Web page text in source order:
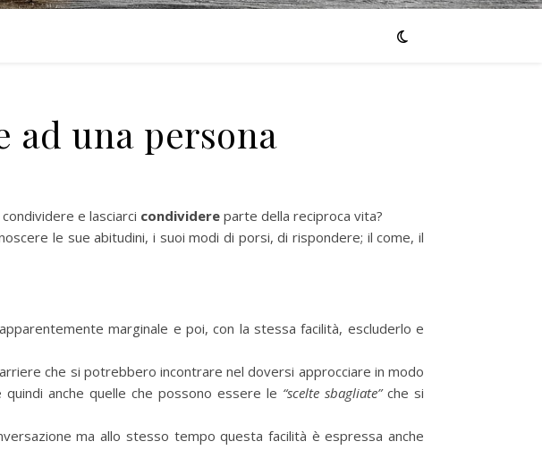
ad una persona
e lasciarci condividere parte della reciproca vita?
le sue abitudini, i suoi modi di porsi, di rispondere; il come, il
marginale e poi, con la stessa facilità, escluderlo e
che si potrebbero incontrare nel doversi approcciare in modo
anche quelle che possono essere le “scelte sbagliate”che si
ma allo stesso tempo questa facilità è espressa anche